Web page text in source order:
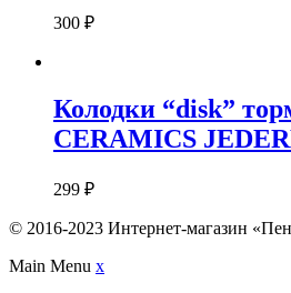
300 ₽
Колодки “disk”
CERAMICS
299 ₽
© 2016-2023 Интернет-магазин
Main Menu x